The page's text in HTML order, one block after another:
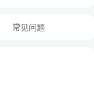
常见问题